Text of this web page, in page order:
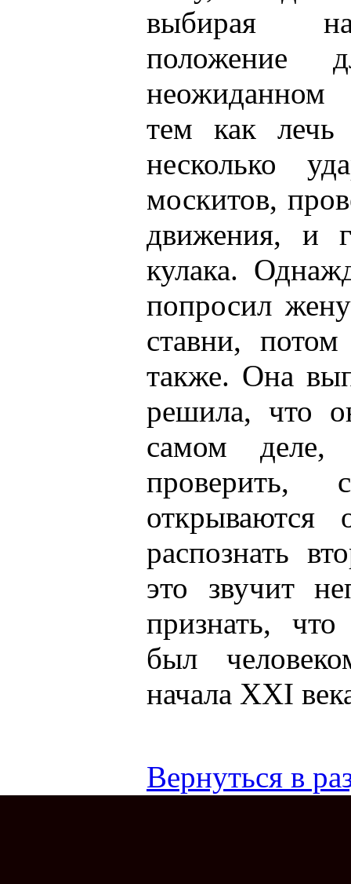
выбирая
положение
тем как лечь
несколько
москитов,
движения, и
кулака.
попросил
ставни,
также. Она
решила, что
самом деле,
открываются
распознать
это звучит
признать,
был
начала XXI
Вернуться в